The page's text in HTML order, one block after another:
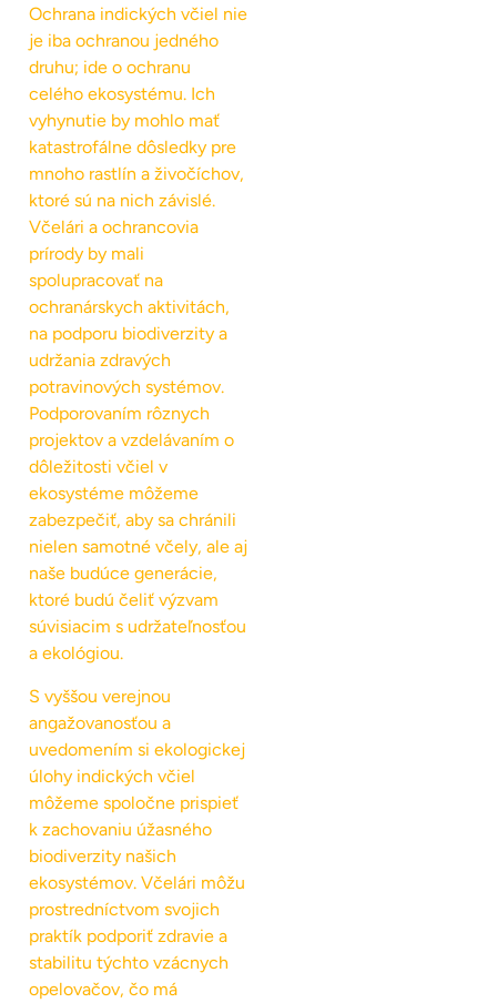
Ochrana indických včiel nie
je iba ochranou jedného
druhu; ide o ochranu
celého ekosystému. Ich
vyhynutie by mohlo mať
katastrofálne dôsledky pre
mnoho rastlín a živočíchov,
ktoré sú na nich závislé.
Včelári a ochrancovia
prírody by mali
spolupracovať na
ochranárskych aktivitách,
na podporu biodiverzity a
udržania zdravých
potravinových systémov.
Podporovaním rôznych
projektov a vzdelávaním o
dôležitosti včiel v
ekosystéme môžeme
zabezpečiť, aby sa chránili
nielen samotné včely, ale aj
naše budúce generácie,
ktoré budú čeliť výzvam
súvisiacim s udržateľnosťou
a ekológiou.
S vyššou verejnou
angažovanosťou a
uvedomením si ekologickej
úlohy indických včiel
môžeme spoločne prispieť
k zachovaniu úžasného
biodiverzity našich
ekosystémov. Včelári môžu
prostredníctvom svojich
praktík podporiť zdravie a
stabilitu týchto vzácnych
opelovačov, čo má